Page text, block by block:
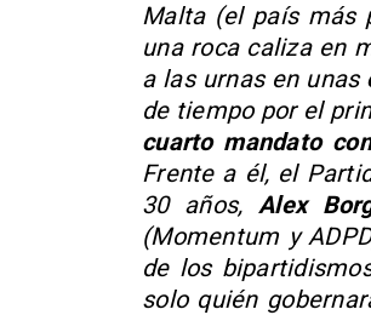
Malta (el país más
una roca caliza en
a las urnas en unas
de tiempo por el
cuarto mandato
Frente a él, el
30 años,Alex
(Momentum y
de los
solo quién